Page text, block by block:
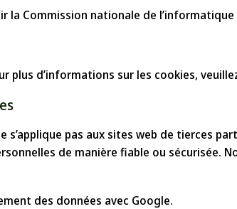
la Commission nationale de
plus d’informations sur les cookies,
pas aux sites web de tierces
de manière fiable ou sécurisée.
des données avec Google.